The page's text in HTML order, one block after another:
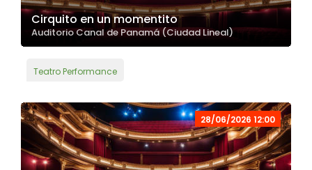
Cirquito en un momentito
Auditorio Canal de Panamá (Ciudad Lineal)
Teatro Performance
28/06/2026 12:00